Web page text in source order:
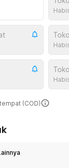
(COD)